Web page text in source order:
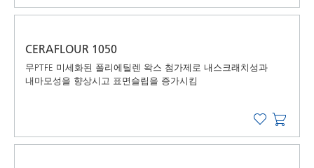
CERAFLOUR 1050
무PTFE 미세화된 폴리에틸렌 왁스 첨가제로 내스크래치성과
내마모성을 향상시고 표면슬립을 증가시킴